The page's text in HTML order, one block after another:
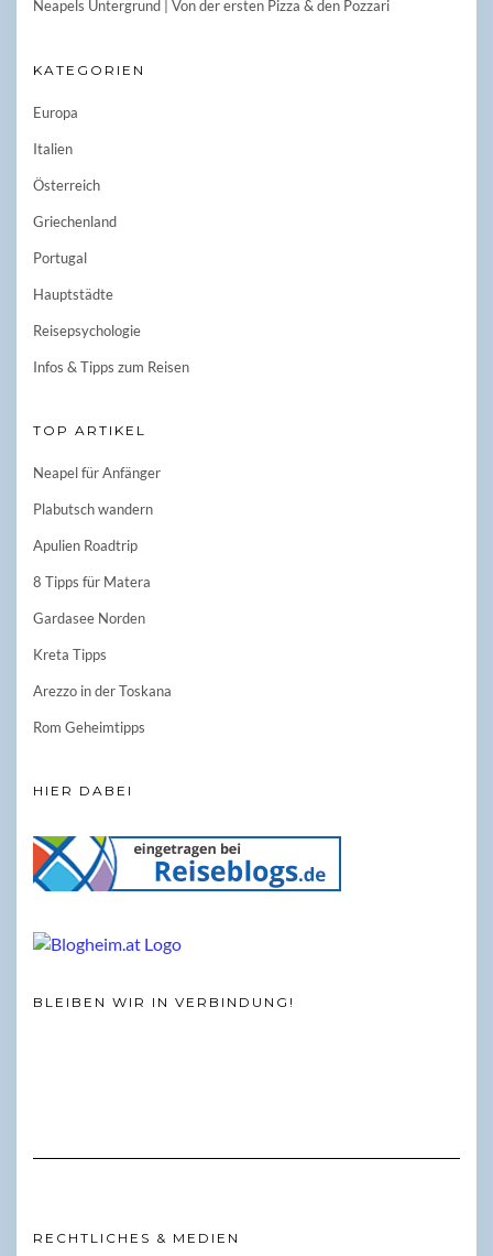
Neapels Untergrund | Von der ersten Pizza & den Pozzari
KATEGORIEN
Europa
Italien
Österreich
Griechenland
Portugal
Hauptstädte
Reisepsychologie
Infos & Tipps zum Reisen
TOP ARTIKEL
Neapel für Anfänger
Plabutsch wandern
Apulien Roadtrip
8 Tipps für Matera
Gardasee Norden
Kreta Tipps
Arezzo in der Toskana
Rom Geheimtipps
HIER DABEI
BLEIBEN WIR IN VERBINDUNG!
RECHTLICHES & MEDIEN